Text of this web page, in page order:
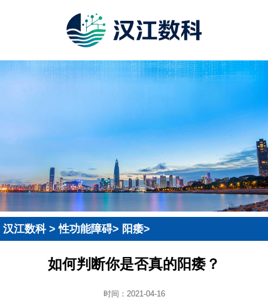
汉江数科>性功能障碍> 阳痿>
如何判断你是否真的阳痿？
时间：2021-04-16